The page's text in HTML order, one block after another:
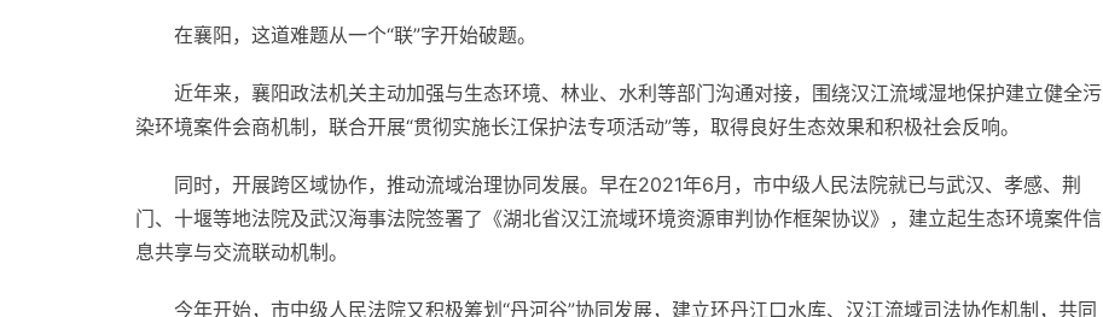
在襄阳，这道难题从一个“联”字开始破题。
近年来，襄阳政法机关主动加强与生态环境、林业、水利等部门沟通对接，围绕汉江流域湿地保护建立健全污
染环境案件会商机制，联合开展“贯彻实施长江保护法专项活动”等，取得良好生态效果和积极社会反响。
同时，开展跨区域协作，推动流域治理协同发展。早在2021年6月，市中级人民法院就已与武汉、孝感、荆
门、十堰等地法院及武汉海事法院签署了《湖北省汉江流域环境资源审判协作框架协议》，建立起生态环境案件信
息共享与交流联动机制。
今年开始，市中级人民法院又积极筹划“丹河谷”协同发展，建立环丹江口水库、汉江流域司法协作机制，共同